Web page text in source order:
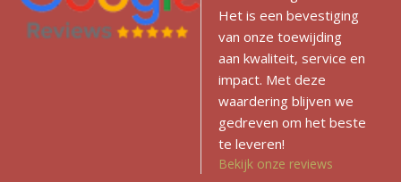
Het is een bevestiging
van onze toewijding
aan kwaliteit, service en
impact. Met deze
waardering blijven we
gedreven om het beste
te leveren!
Bekijk onze reviews